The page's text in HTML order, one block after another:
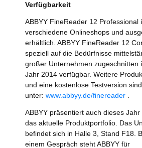
Verfügbarkeit
ABBYY FineReader 12 Professional
verschiedene Onlineshops und
erhältlich. ABBYY FineReader 12
speziell auf die Bedürfnisse
großer Unternehmen zugeschnitten
Jahr 2014 verfügbar. Weitere
und eine kostenlose Testversion
unter: www.abbyy.de/finereader
ABBYY präsentiert auch dieses
das aktuelle Produktportfolio. Das
befindet sich in Halle 3, Stand F18.
einem Gespräch steht ABBYY für